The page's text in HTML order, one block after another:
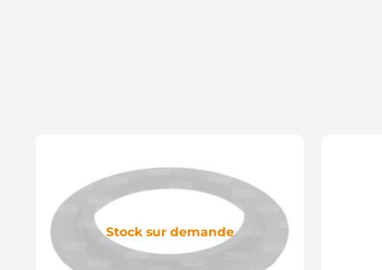
Stock sur demande